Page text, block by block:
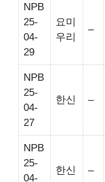
NPB
25-
04-
29
요미
우리
–
NPB
25-
04-
27
한신 –
NPB
25-
04-
한신 –